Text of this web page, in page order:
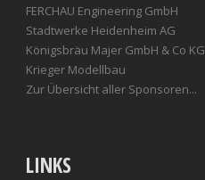
FERCHAU Engineering GmbH
Stadtwerke Heidenheim AG
Königsbräu Majer GmbH & Co KG
Krieger Modellbau
Zur Übersicht aller Sponsoren...
LINKS